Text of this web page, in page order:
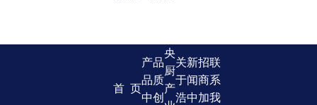
首 页
产
品
中
品
质
创
央
厨
产
关
于
浩
新
闻
中
招
商
加
联
系
我